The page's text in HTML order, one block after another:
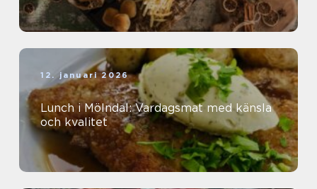
12. januari 2026
Lunch i Mölndal: Vardagsmat med känsla
och kvalitet